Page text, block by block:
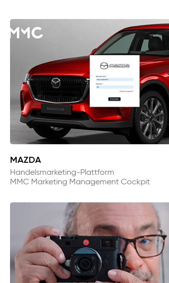
MAZDA
Handelsmarketing-Plattform
MMC Marketing Management Cockpit